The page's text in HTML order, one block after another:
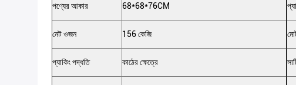
পণ্যের আকার 68*68*76CM
নেট ওজন 156 কেজি
প্যাকিং পদ্ধতি কাঠের ক্ষেত্রে